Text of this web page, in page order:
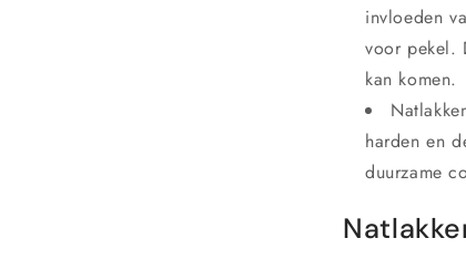
invloeden
voor pekel.
kan komen.
harden en
duurzame